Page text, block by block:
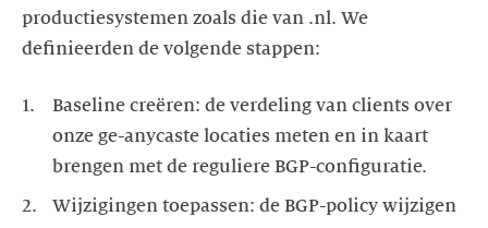
productiesystemen zoals die van .nl. We
Baseline creëren: de verdeling van clients over
onze ge-anycaste locaties meten en in kaart
Wijzigingen toepassen: de BGP-policy wijzigen